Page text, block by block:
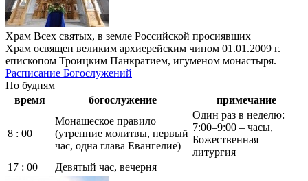
Храм Всех святых, в земле Российской просиявших
Храм освящен великим архиерейским чином 01.01.2009 г.
епископом Троицким Панкратием, игуменом монастыря.
Расписание Богослужений
По будням
время
богослужение примечание
8 : 00
Монашеское правило
(утренние молитвы, первый
час, одна глава Евангелие)
Один раз в неделю:
7:00–9:00 – часы,
Божественная
литургия
17 : 00
Девятый час, вечерня